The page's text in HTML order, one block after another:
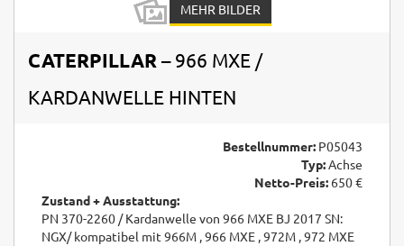
MEHR BILDER
CATERPILLAR – 966 MXE /
KARDANWELLE HINTEN
Bestellnummer: P05043
Typ:Achse
Netto-Preis: 650 €
Zustand + Ausstattung:
PN 370-2260 / Kardanwelle von 966 MXE BJ 2017 SN:
NGX/ kompatibel mit 966M , 966 MXE , 972M , 972 MXE